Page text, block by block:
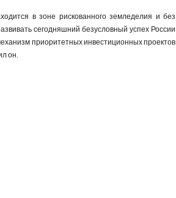
в зоне рискованного земледелия и без
сегодняшний безусловный успех России
приоритетных инвестиционных проектов
он.